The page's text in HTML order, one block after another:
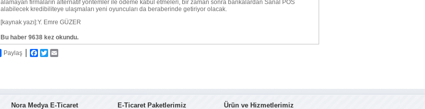
alamayan firmaların alternatif yöntemler ile ödeme kabul etmeleri, bir zaman sonra bankalardan Sanal POS
alabilecek kredibiliteye ulaşmaları yeni oyuncuları da beraberinde getiriyor olacak.
[kaynak yazı]:Y. Emre GÜZER
Bu haber 9638 kez okundu.
Paylaş Facebook
Twitter
Nora Medya E-Ticaret E-Ticaret Paketlerimiz Ürün ve Hizmetlerimiz